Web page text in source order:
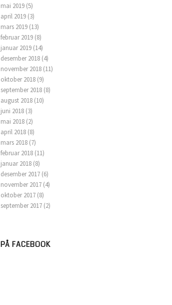
mai 2019 (5)
april 2019 (3)
mars 2019 (13)
februar 2019 (8)
januar 2019 (14)
desember 2018 (4)
november 2018 (11)
oktober 2018 (9)
september 2018 (8)
august 2018 (10)
juni 2018 (3)
mai 2018 (2)
april 2018 (8)
mars 2018 (7)
februar 2018 (11)
januar 2018 (8)
desember 2017 (6)
november 2017 (4)
oktober 2017 (8)
september 2017 (2)
PÅ FACEBOOK